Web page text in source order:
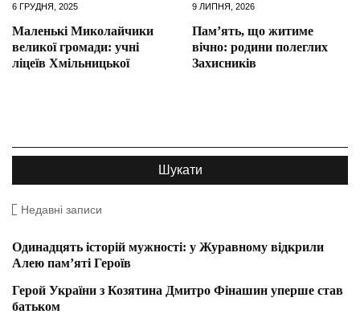
6 ГРУДНЯ, 2025
Маленькі Миколайчики
великої громади: учні
ліцеїв Хмільницької
9 ЛИПНЯ, 2026
Пам’ять, що житиме
вічно: родини полеглих
Захисників
Недавні записи
Одинадцять історій мужності: у Журавному відкрили
Алею пам’яті Героїв
Герой України з Козятина Дмитро Фінашин уперше став
батьком